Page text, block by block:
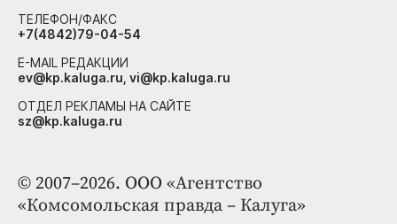
© 2007–2026. ООО «Агентство
«Комсомольская правда – Калуга»
ТЕЛЕФОН/ФАКС
+7(4842)79-04-54
E-MAIL РЕДАКЦИИ
ev@kp.kaluga.ru, vi@kp.kaluga.ru
ОТДЕЛ РЕКЛАМЫ НА САЙТЕ
sz@kp.kaluga.ru